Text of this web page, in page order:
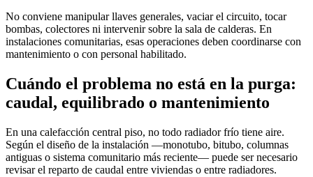
No conviene manipular llaves generales, vaciar el circuito, tocar
bombas, colectores ni intervenir sobre la sala de calderas. En
instalaciones comunitarias, esas operaciones deben coordinarse con
mantenimiento o con personal habilitado.
Cuándo el problema no está en la purga:
caudal, equilibrado o mantenimiento
En una calefacción central piso, no todo radiador frío tiene aire.
Según el diseño de la instalación —monotubo, bitubo, columnas
antiguas o sistema comunitario más reciente— puede ser necesario
revisar el reparto de caudal entre viviendas o entre radiadores.